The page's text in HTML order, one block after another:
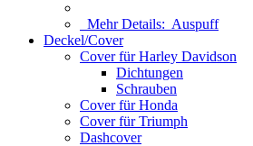
Mehr Details: Auspuff
Deckel/Cover
Cover für Harley Davidson
Dichtungen
Schrauben
Cover für Honda
Cover für Triumph
Dashcover